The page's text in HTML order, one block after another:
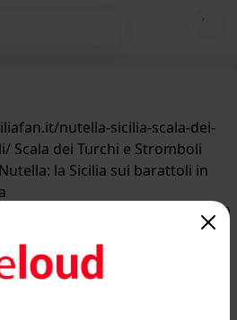
nutella-sicilia-scala-dei-
Scala dei Turchi e Stromboli
la Sicilia sui barattoli in
/50
e Stromboli
la Nutella: la Sicilia sui